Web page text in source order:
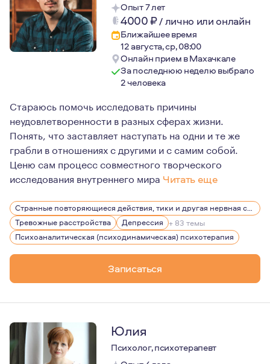
Опыт 7 лет
4000₽/лично или онлайн
Ближайшее время
12 августа, ср, 08:00
Онлайн прием в Махачкале
За последнюю неделю выбрало
2 человека
Стараюсь помочь исследовать причины
неудовлетворенности в разных сферах жизни.
Понять, что заставляет наступать на одни и те же
грабли в отношениях с другими и с самим собой.
Ценю сам процесс совместного творческого
исследования внутреннего мира Читать еще
Имея опыт длительной личной психотерапии, я
Странные повторяющиеся действия, тики и другая нервная симптоматика
Тревожные расстройства
Депрессия + 83 темы
Психоаналитическая (психодинамическая) психотерапия
Записаться
Юлия
Психолог, психотерапевт